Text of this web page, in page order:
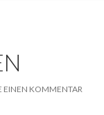
EINEN KOMMENTAR